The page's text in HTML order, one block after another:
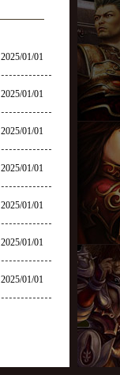
2025/01/01
2025/01/01
2025/01/01
2025/01/01
2025/01/01
2025/01/01
2025/01/01